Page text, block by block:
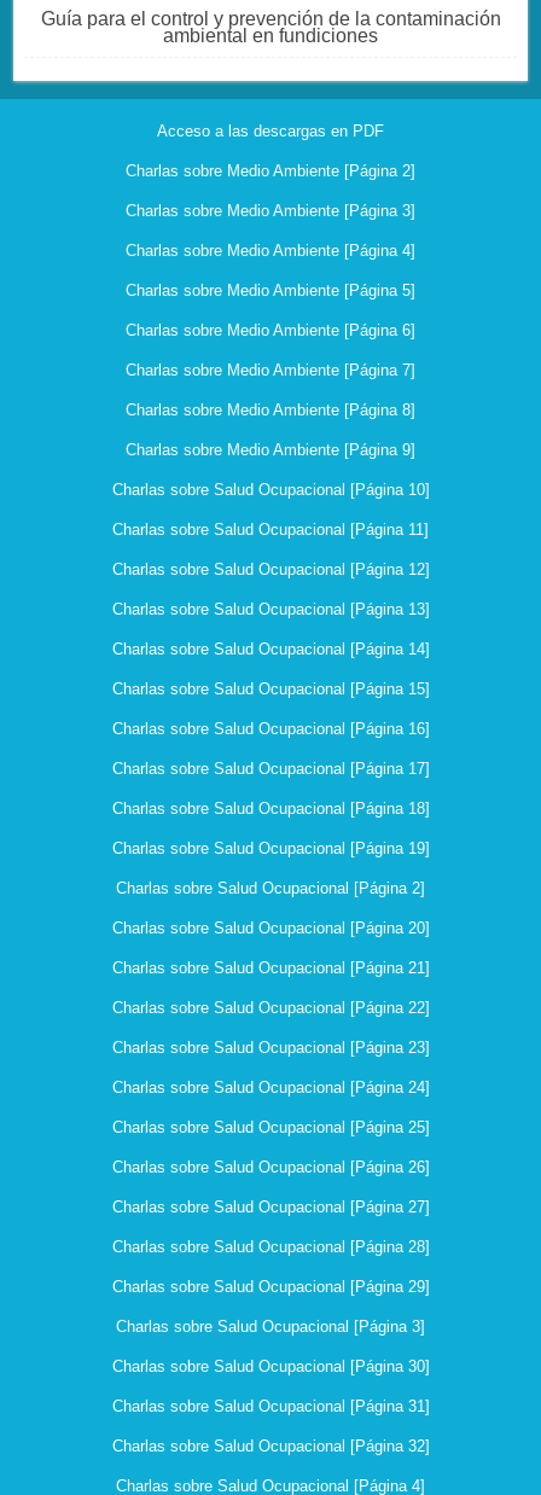
Guía para el control y prevención de la contaminación
ambiental en fundiciones
Acceso a las descargas en PDF
Charlas sobre Medio Ambiente [Página 2]
Charlas sobre Medio Ambiente [Página 3]
Charlas sobre Medio Ambiente [Página 4]
Charlas sobre Medio Ambiente [Página 5]
Charlas sobre Medio Ambiente [Página 6]
Charlas sobre Medio Ambiente [Página 7]
Charlas sobre Medio Ambiente [Página 8]
Charlas sobre Medio Ambiente [Página 9]
Charlas sobre Salud Ocupacional [Página 10]
Charlas sobre Salud Ocupacional [Página 11]
Charlas sobre Salud Ocupacional [Página 12]
Charlas sobre Salud Ocupacional [Página 13]
Charlas sobre Salud Ocupacional [Página 14]
Charlas sobre Salud Ocupacional [Página 15]
Charlas sobre Salud Ocupacional [Página 16]
Charlas sobre Salud Ocupacional [Página 17]
Charlas sobre Salud Ocupacional [Página 18]
Charlas sobre Salud Ocupacional [Página 19]
Charlas sobre Salud Ocupacional [Página 2]
Charlas sobre Salud Ocupacional [Página 20]
Charlas sobre Salud Ocupacional [Página 21]
Charlas sobre Salud Ocupacional [Página 22]
Charlas sobre Salud Ocupacional [Página 23]
Charlas sobre Salud Ocupacional [Página 24]
Charlas sobre Salud Ocupacional [Página 25]
Charlas sobre Salud Ocupacional [Página 26]
Charlas sobre Salud Ocupacional [Página 27]
Charlas sobre Salud Ocupacional [Página 28]
Charlas sobre Salud Ocupacional [Página 29]
Charlas sobre Salud Ocupacional [Página 3]
Charlas sobre Salud Ocupacional [Página 30]
Charlas sobre Salud Ocupacional [Página 31]
Charlas sobre Salud Ocupacional [Página 32]
Charlas sobre Salud Ocupacional [Página 4]